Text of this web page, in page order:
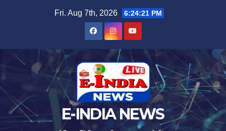
Fri. Aug 7th, 2026 6:24:23 PM
E-INDIA NEWS